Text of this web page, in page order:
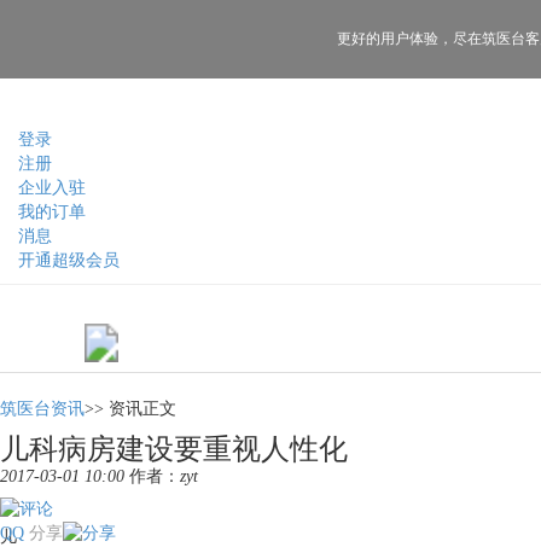
登录
注册
企业入驻
我的订单
消息
开通超级会员
更好的用户体验， 尽在筑医台
筑医台资讯>> 资讯正文
儿科病房建设要重视人性化
2017-03-01 10:00 作者： zyt
分享
QQ
儿